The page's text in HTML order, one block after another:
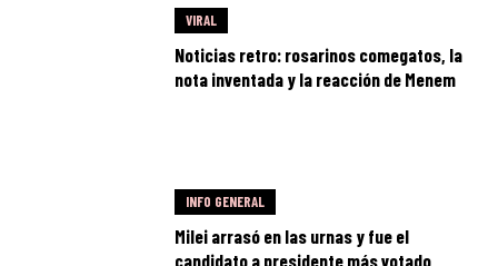
VIRAL
Noticias retro: rosarinos comegatos, la
nota inventada y la reacción de Menem
INFO GENERAL
Milei arrasó en las urnas y fue el
candidato a presidente más votado